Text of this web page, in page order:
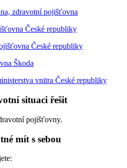
zdravotní pojišťovna
České republiky
České republiky
Škoda
vnitra České republiky
situaci řešit
pojišťovny.
mít s sebou